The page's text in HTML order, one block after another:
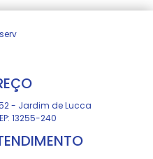
- Jardim de Lucca
13255-240